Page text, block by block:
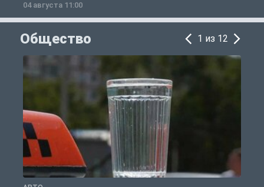
04 августа 11:00
Общество 1 из 12